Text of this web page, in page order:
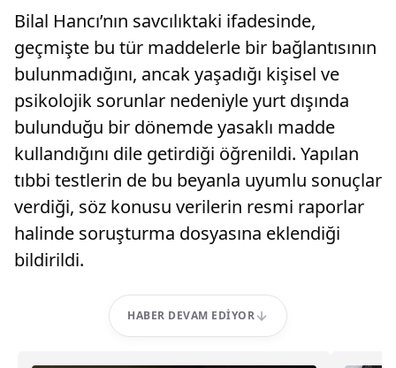
Bilal Hancı’nın savcılıktaki ifadesinde,
geçmişte bu tür maddelerle bir bağlantısının
bulunmadığını, ancak yaşadığı kişisel ve
psikolojik sorunlar nedeniyle yurt dışında
bulunduğu bir dönemde yasaklı madde
kullandığını dile getirdiği öğrenildi. Yapılan
tıbbi testlerin de bu beyanla uyumlu sonuçlar
verdiği, söz konusu verilerin resmi raporlar
halinde soruşturma dosyasına eklendiği
bildirildi.
HABER DEVAM EDIYOR